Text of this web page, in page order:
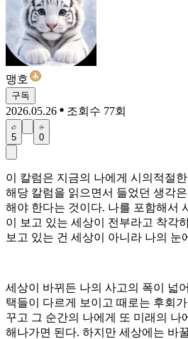
맹호
구독
2026.05.26 조회수 77회
5 0
이 칼럼은 지금의 나에게 시의적절
해당 칼럼을 읽으면서 들었던 생각
해야 한다는 것이다. 나를 포함해서
이 보고 있는 세상이 전부라고 착각
보고 있는 건 세상이 아니라 나의 눈
세상이 바뀌든 나의 사고의 폭이 넓
택들이 다르게 보이고 때로는 후회
꾸고 그 순간의 나에게 또 미래의 나
해나가면 된다. 하지만 세상에는 바